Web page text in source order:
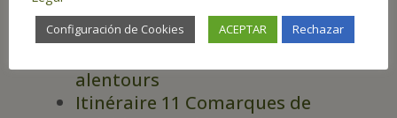
Itinéraire 7 Comarques de
Monegros et Bajo Cinca
alentours
Itinéraire 11 Comarques de
Configuración de Cookies ACEPTAR Rechazar